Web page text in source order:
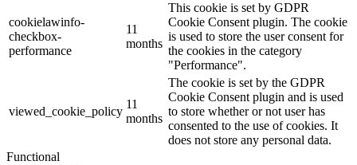
cookielawinfo-
checkbox-
performance
11
months
This cookie is set by GDPR
Cookie Consent plugin. The cookie
is used to store the user consent for
the cookies in the category
"Performance".
viewed_cookie_policy
11
months
The cookie is set by the GDPR
Cookie Consent plugin and is used
to store whether or not user has
consented to the use of cookies. It
does not store any personal data.
Functional